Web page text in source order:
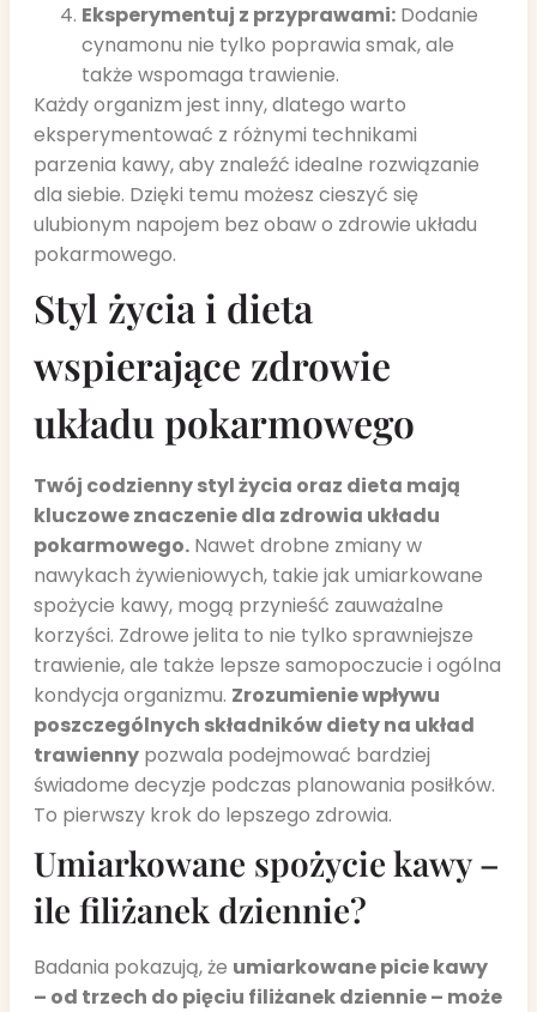
Eksperymentuj z przyprawami: Dodanie
cynamonu nie tylko poprawia smak, ale
także wspomaga trawienie.
Każdy organizm jest inny, dlatego warto
eksperymentować z różnymi technikami
parzenia kawy, aby znaleźć idealne rozwiązanie
dla siebie. Dzięki temu możesz cieszyć się
ulubionym napojem bez obaw o zdrowie układu
pokarmowego.
Styl życia i dieta
wspierające zdrowie
układu pokarmowego
Twój codzienny styl życia oraz dieta mają
kluczowe znaczenie dla zdrowia układu
pokarmowego. Nawet drobne zmiany w
nawykach żywieniowych, takie jak umiarkowane
spożycie kawy, mogą przynieść zauważalne
korzyści. Zdrowe jelita to nie tylko sprawniejsze
trawienie, ale także lepsze samopoczucie i ogólna
kondycja organizmu. Zrozumienie wpływu
poszczególnych składników diety na układ
trawienny pozwala podejmować bardziej
świadome decyzje podczas planowania posiłków.
To pierwszy krok do lepszego zdrowia.
Umiarkowane spożycie kawy –
ile filiżanek dziennie?
Badania pokazują, że umiarkowane picie kawy
– od trzech do pięciu filiżanek dziennie – może